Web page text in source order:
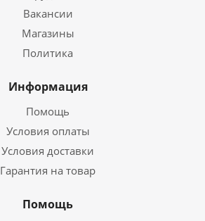
Вакансии
Магазины
Политика
Информация
Помощь
Условия оплаты
Условия доставки
Гарантия на товар
Помощь